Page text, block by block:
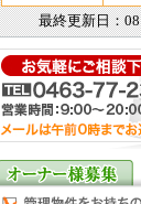
最終更新日：08